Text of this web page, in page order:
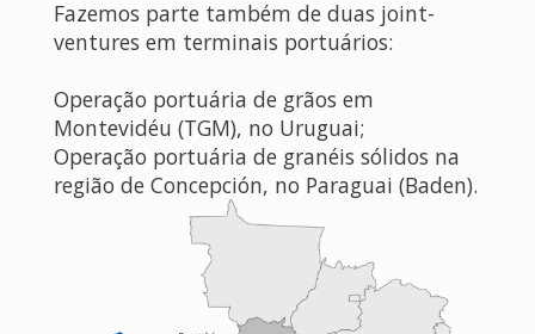
Fazemos parte também de duas joint-
ventures em terminais portuários:
Operação portuária de grãos em
Montevidéu (TGM), no Uruguai;
Operação portuária de granéis sólidos na
região de Concepción, no Paraguai (Baden).